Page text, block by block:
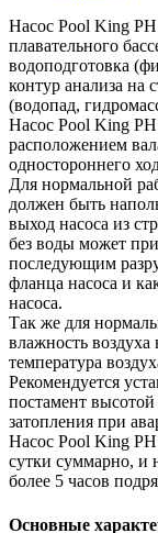
Насос Pool King
плавательного
водоподготовка
контур анализа
(водопад,
Насос Pool King
расположением
одностороннего
Для нормальной
должен быть
выход насоса из
без воды может
последующим
фланца насоса и
насоса.
Так же для
влажность
температура
Рекомендуется
постамент
затопления при
Насос Pool King
сутки суммарно, и
более 5 часов
Основные